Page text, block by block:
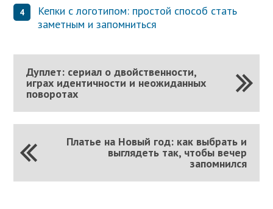
Кепки с логотипом: простой способ стать
заметным и запомниться
Дуплет: сериал о двойственности,
играх идентичности и неожиданных
поворотах
Платье на Новый год: как выбрать и
выглядеть так, чтобы вечер
запомнился